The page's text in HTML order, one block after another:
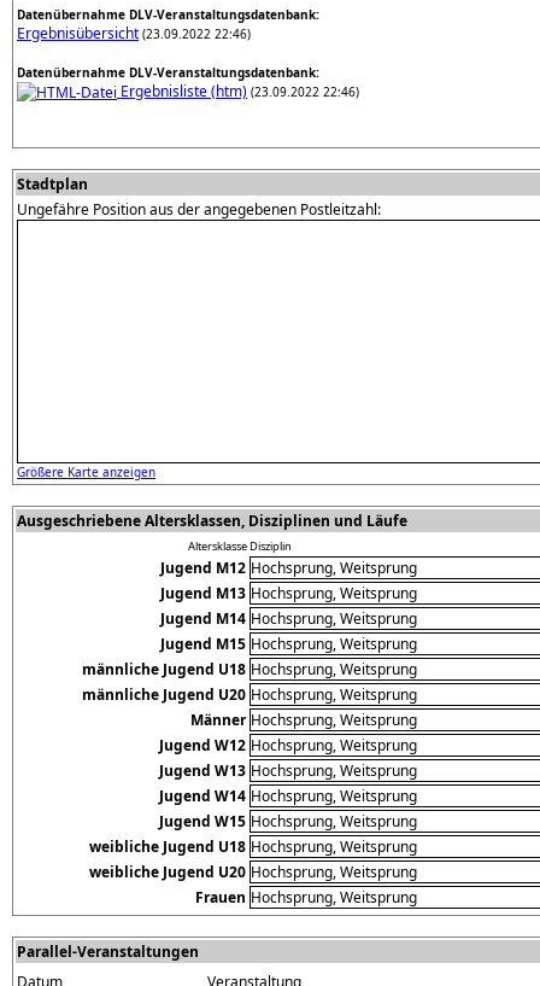
Datenübernahme DLV-Veranstaltungsdatenbank:
Ergebnisübersicht (23.09.2022 22:46)
Datenübernahme DLV-Veranstaltungsdatenbank:
Ergebnisliste (htm) (23.09.2022 22:46)
Stadtplan
Ungefähre Position aus der angegebenen Postleitzahl:
Größere Karte anzeigen
Ausgeschriebene Altersklassen, Disziplinen und Läufe
AltersklasseDisziplin
Jugend M12 Hochsprung, Weitsprung
Jugend M13 Hochsprung, Weitsprung
Jugend M14 Hochsprung, Weitsprung
Jugend M15 Hochsprung, Weitsprung
männliche Jugend U18 Hochsprung, Weitsprung
männliche Jugend U20 Hochsprung, Weitsprung
Männer Hochsprung, Weitsprung
Jugend W12 Hochsprung, Weitsprung
Jugend W13 Hochsprung, Weitsprung
Jugend W14 Hochsprung, Weitsprung
Jugend W15 Hochsprung, Weitsprung
weibliche Jugend U18 Hochsprung, Weitsprung
weibliche Jugend U20 Hochsprung, Weitsprung
Frauen Hochsprung, Weitsprung
Parallel-Veranstaltungen
Datum
Veranstaltung